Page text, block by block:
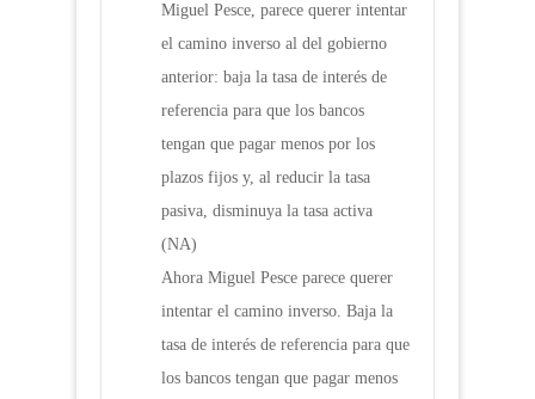
Miguel Pesce, parece querer intentar
el camino inverso al del gobierno
anterior: baja la tasa de interés de
referencia para que los bancos
tengan que pagar menos por los
plazos fijos y, al reducir la tasa
pasiva, disminuya la tasa activa
(NA)
Ahora Miguel Pesce parece querer
intentar el camino inverso. Baja la
tasa de interés de referencia para que
los bancos tengan que pagar menos